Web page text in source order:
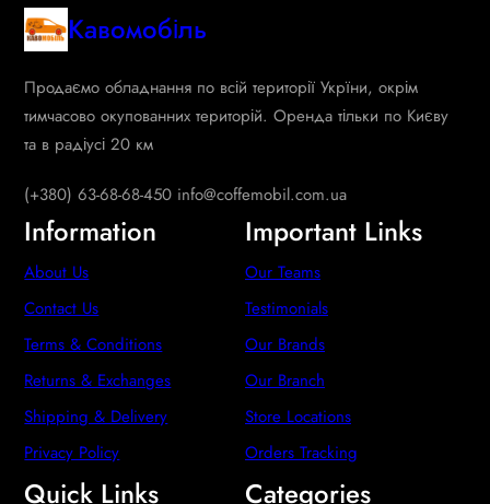
Кавомобіль
Продаємо обладнання по всій території Укрїни, окрім
тимчасово окупованних територій. Оренда тільки по Києву
та в радіусі 20 км
(+380) 63-68-68-450 info@coffemobil.com.ua
Information
About Us
Contact Us
Terms & Conditions
Returns & Exchanges
Shipping & Delivery
Privacy Policy
Important Links
Our Teams
Testimonials
Our Brands
Our Branch
Store Locations
Orders Tracking
Quick Links Categories